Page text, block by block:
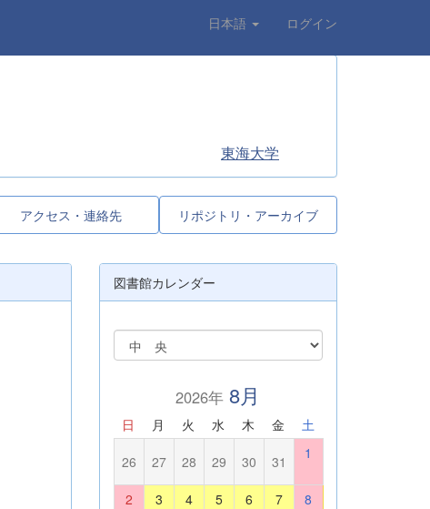
日本語 ログイン
東海大学
アクセス・連絡先 リポジトリ・アーカイブ
図書館カレンダー
2026年 8月
日 月 火 水 木 金 土
26 27 28 29 30 31 1
2 3 4 5 6 7 8